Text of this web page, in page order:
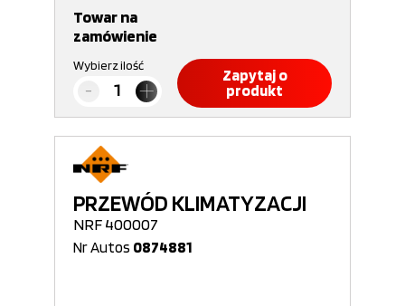
Towar na
zamówienie
Wybierz ilość
Zapytaj o
produkt
PRZEWÓD KLIMATYZACJI
NRF 400007
Nr Autos 0874881